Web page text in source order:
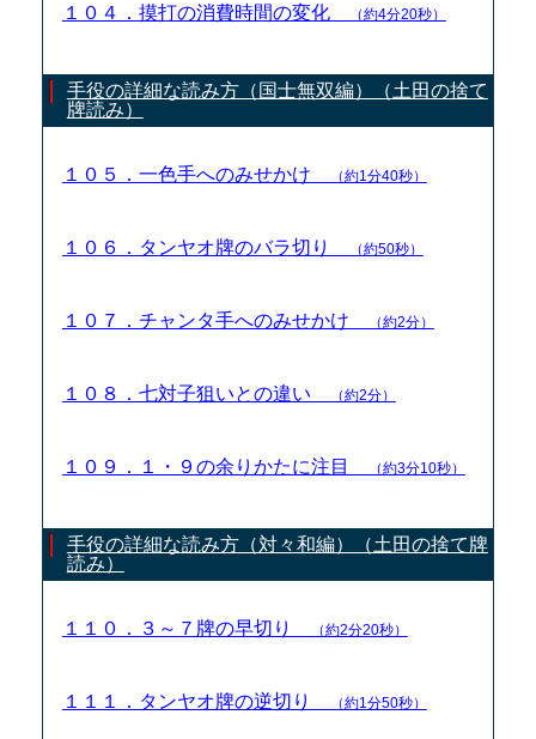
１０４．摸打の消費時間の変化 （約4分20秒）
手役の詳細な読み方（国士無双編）（土田の捨て
牌読み）
１０５．一色手へのみせかけ （約1分40秒）
１０６．タンヤオ牌のバラ切り （約50秒）
１０７．チャンタ手へのみせかけ （約2分）
１０８．七対子狙いとの違い （約2分）
１０９．１・９の余りかたに注目 （約3分10秒）
手役の詳細な読み方（対々和編）（土田の捨て牌
読み）
１１０．３～７牌の早切り （約2分20秒）
１１１．タンヤオ牌の逆切り （約1分50秒）